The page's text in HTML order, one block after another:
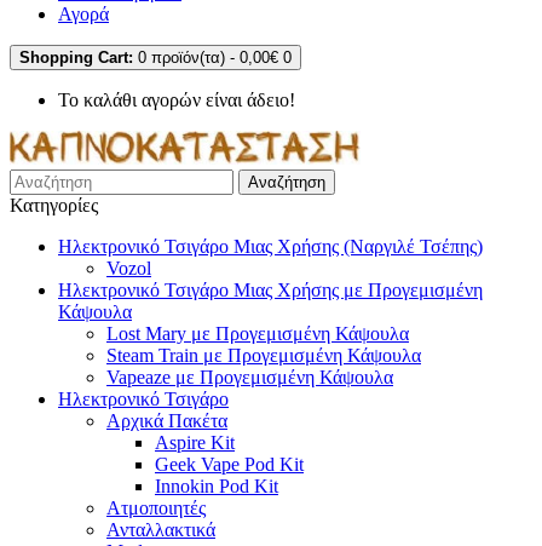
Αγορά
Shopping Cart: 0 προϊόν(τα) - 0,00€ 0
Το καλάθι αγορών είναι άδειο!
Αναζήτηση
Κατηγορίες
Ηλεκτρονικό Τσιγάρο Μιας Χρήσης (Ναργιλέ Τσέπης)
Vozol
Ηλεκτρονικό Τσιγάρο Μιας Χρήσης με Προγεμισμένη
Κάψουλα
Lost Mary με Προγεμισμένη Κάψουλα
Steam Train με Προγεμισμένη Κάψουλα
Vapeaze με Προγεμισμένη Κάψουλα
Ηλεκτρονικό Τσιγάρο
Αρχικά Πακέτα
Aspire Kit
Geek Vape Pod Kit
Innokin Pod Kit
Ατμοποιητές
Ανταλλακτικά